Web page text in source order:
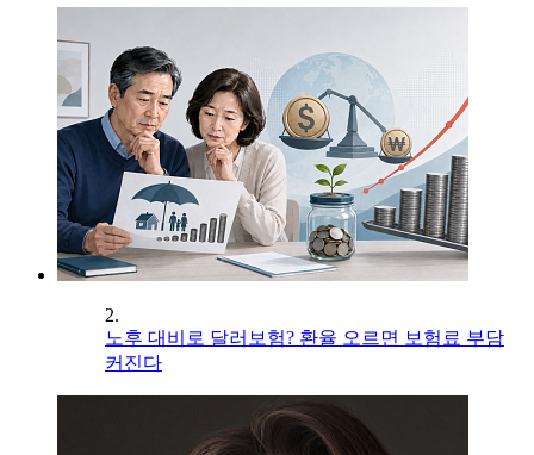
2.
노후 대비로 달러보험? 환율 오르면 보험료 부담
커진다